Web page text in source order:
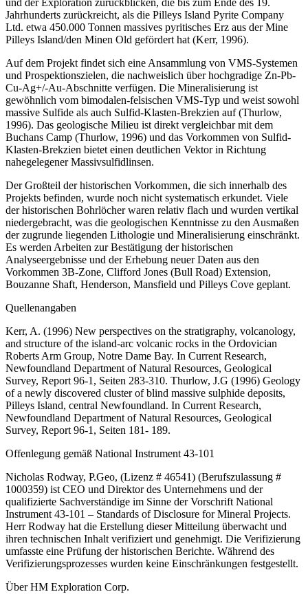
Jahrhunderts zurückreicht, als die Pilleys Island Pyrite Company
Ltd. etwa 450.000 Tonnen massives pyritisches Erz aus der Mine
Pilleys Island/den Minen Old gefördert hat (Kerr, 1996).
Auf dem Projekt findet sich eine Ansammlung von VMS-Systemen
und Prospektionszielen, die nachweislich über hochgradige Zn-Pb-
Cu-Ag+/-Au-Abschnitte verfügen. Die Mineralisierung ist
gewöhnlich vom bimodalen-felsischen VMS-Typ und weist sowohl
massive Sulfide als auch Sulfid-Klasten-Brekzien auf (Thurlow,
1996). Das geologische Milieu ist direkt vergleichbar mit dem
Buchans Camp (Thurlow, 1996) und das Vorkommen von Sulfid-
Klasten-Brekzien bietet einen deutlichen Vektor in Richtung
nahegelegener Massivsulfidlinsen.
Der Großteil der historischen Vorkommen, die sich innerhalb des
Projekts befinden, wurde noch nicht systematisch erkundet. Viele
der historischen Bohrlöcher waren relativ flach und wurden vertikal
niedergebracht, was die geologischen Kenntnisse zu den Ausmaßen
der zugrunde liegenden Lithologie und Mineralisierung einschränkt.
Es werden Arbeiten zur Bestätigung der historischen
Analyseergebnisse und der Erhebung neuer Daten aus den
Vorkommen 3B-Zone, Clifford Jones (Bull Road) Extension,
Bouzanne Shaft, Henderson, Mansfield und Pilleys Cove geplant.
Quellenangaben
Kerr, A. (1996) New perspectives on the stratigraphy, volcanology,
and structure of the island-arc volcanic rocks in the Ordovician
Roberts Arm Group, Notre Dame Bay. In Current Research,
Newfoundland Department of Natural Resources, Geological
Survey, Report 96-1, Seiten 283-310. Thurlow, J.G (1996) Geology
of a newly discovered cluster of blind massive sulphide deposits,
Pilleys Island, central Newfoundland. In Current Research,
Newfoundland Department of Natural Resources, Geological
Survey, Report 96-1, Seiten 181- 189.
Offenlegung gemäß National Instrument 43-101
Nicholas Rodway, P.Geo, (Lizenz # 46541) (Berufszulassung #
1000359) ist CEO und Direktor des Unternehmens und der
qualifizierte Sachverständige im Sinne der Vorschrift National
Instrument 43-101 – Standards of Disclosure for Mineral Projects.
Herr Rodway hat die Erstellung dieser Mitteilung überwacht und
ihren technischen Inhalt verifiziert und genehmigt. Die Verifizierung
umfasste eine Prüfung der historischen Berichte. Während des
Verifizierungsprozesses wurden keine Einschränkungen festgestellt.
Über HM Exploration Corp.